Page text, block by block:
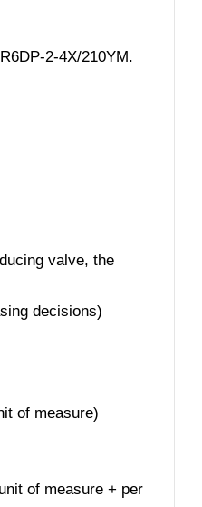
2-4X/210YM.
valve, the
decisions)
of measure)
of measure + per